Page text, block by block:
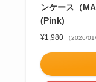
ンケース（
(Pink)
¥1,980 （2026/